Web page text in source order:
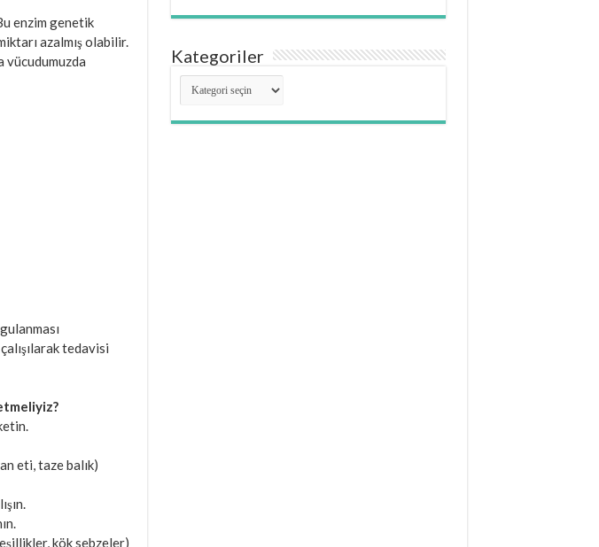
enzim genetik
azalmış olabilir.
vücudumuzda
tedavisi
eti, taze balık)
kök sebzeler)
Kategoriler
Kategoriler